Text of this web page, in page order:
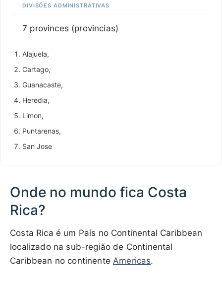
DIVISÕES ADMINISTRATIVAS
7 provinces (provincias)
Alajuela,
Cartago,
Guanacaste,
Heredia,
Limon,
Puntarenas,
San Jose
Onde no mundo fica Costa
Rica?
Costa Rica é um País no Continental Caribbean
localizado na sub-região de Continental
Caribbean no continenteAmericas.
100 km / 62.1 mi